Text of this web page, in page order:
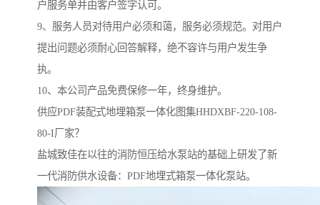
户服务单并由客户签字认可。
9、服务人员对待用户必须和蔼，服务必须规范。对用户
提出问题必须耐心回答解释，绝不容许与用户发生争
执。
10、本公司产品免费保修一年，终身维护。
供应PDF装配式地埋箱泵一体化图集HHDXBF-220-108-
80-I厂家？
盐城致佳在以往的消防恒压给水泵站的基础上研发了新
一代消防供水设备：PDF地埋式箱泵一体化泵站。